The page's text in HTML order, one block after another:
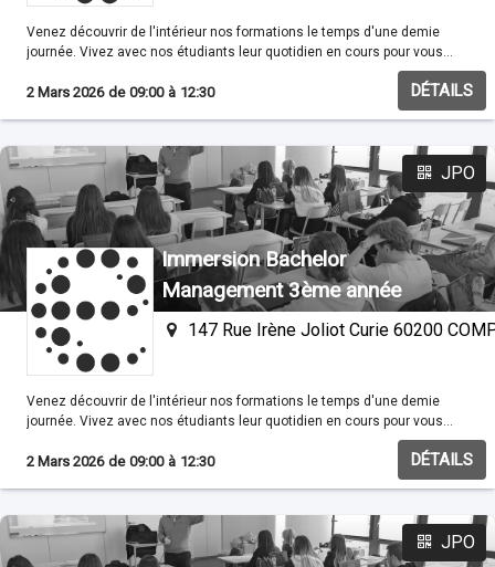
Venez découvrir de l'intérieur nos formations le temps d'une demie
journée. Vivez avec nos étudiants leur quotidien en cours pour vous
2 Mars 2026 de 09:00 à 12:30 DÉTAILS
JPO
Immersion Bachelor
Management 3ème année
147 Rue Irène Joliot Curie 60200
Venez découvrir de l'intérieur nos formations le temps d'une demie
journée. Vivez avec nos étudiants leur quotidien en cours pour vous
2 Mars 2026 de 09:00 à 12:30 DÉTAILS
JPO